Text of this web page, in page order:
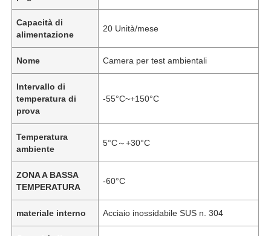
Capacità di
alimentazione
20 Unità/mese
Nome Camera per test ambientali
Intervallo di
temperatura di
prova
-55°C~+150°C
Temperatura
ambiente
5°C～+30°C
ZONA A BASSA
TEMPERATURA
-60°C
materiale interno Acciaio inossidabile SUS n. 304